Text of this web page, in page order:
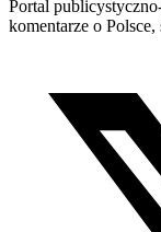
Portal
komentarze o